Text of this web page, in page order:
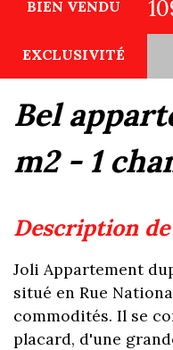
BIEN VENDU
EXCLUSIVITÉ
bel appartement 54.59
m2 - 1
description
Joli Appartement
situé en Rue
commodités. Il se
placard, d'une